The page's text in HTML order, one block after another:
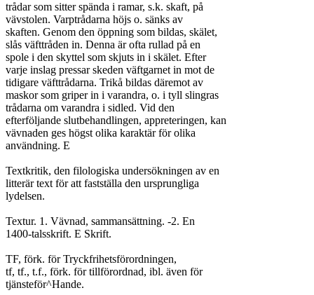
trådar som sitter spända i ramar, s.k. skaft, på
vävstolen. Varptrådarna höjs o. sänks av
skaften. Genom den öppning som bildas, skälet,
slås väfttråden in. Denna är ofta rullad på en
spole i den skyttel som skjuts in i skälet. Efter
varje inslag pressar skeden väftgarnet in mot de
tidigare väfttrådarna. Trikå bildas däremot av
maskor som griper in i varandra, o. i tyll slingras
trådarna om varandra i sidled. Vid den
efterföljande slutbehandlingen, appreteringen, kan
vävnaden ges högst olika karaktär för olika
användning. E
Textkritik, den filologiska undersökningen av en
litterär text för att fastställa den ursprungliga
lydelsen.
Textur. 1. Vävnad, sammansättning. -2. En
1400-talsskrift. E Skrift.
TF, förk. för Tryckfrihetsförordningen,
tf, tf., t.f., förk. för tillförordnad, ibl. även för
tjänsteför^Hande.